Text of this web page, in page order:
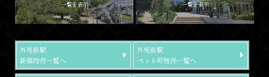
一覧を表示 一覧を表示
外苑前駅
新築物件一覧へ
外苑前駅
ペット可物件一覧へ